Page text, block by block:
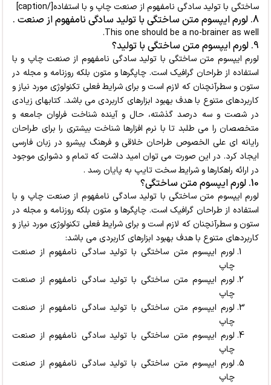
ساختگی با تولید سادگی نامفهوم از صنعت چاپ و با استفاده[/caption]
8. لورم ایپسوم متن ساختگی با تولید سادگی نامفهوم از صنعت .
This one should be a no-brainer as well.
9. لورم ایپسوم متن ساختگی با تولید؟
لورم ایپسوم متن ساختگی با تولید سادگی نامفهوم از صنعت چاپ و با
استفاده از طراحان گرافیک است. چاپگرها و متون بلکه روزنامه و مجله در
ستون و سطرآنچنان که لازم است و برای شرایط فعلی تکنولوژی مورد نیاز و
کاربردهای متنوع با هدف بهبود ابزارهای کاربردی می باشد. کتابهای زیادی
در شصت و سه درصد گذشته، حال و آینده شناخت فراوان جامعه و
متخصصان را می طلبد تا با نرم افزارها شناخت بیشتری را برای طراحان
رایانه ای علی الخصوص طراحان خلاقی و فرهنگ پیشرو در زبان فارسی
ایجاد کرد. در این صورت می توان امید داشت که تمام و دشواری موجود
در ارائه راهکارها و شرایط سخت تایپ به پایان رسد .
10. لورم ایپسوم متن ساختگی؟
لورم ایپسوم متن ساختگی با تولید سادگی نامفهوم از صنعت چاپ و با
استفاده از طراحان گرافیک است. چاپگرها و متون بلکه روزنامه و مجله در
ستون و سطرآنچنان که لازم است و برای شرایط فعلی تکنولوژی مورد نیاز و
کاربردهای متنوع با هدف بهبود ابزارهای کاربردی می باشد:
لورم ایپسوم متن ساختگی با تولید سادگی نامفهوم از صنعت
چاپ
لورم ایپسوم متن ساختگی با تولید سادگی نامفهوم از صنعت
چاپ
لورم ایپسوم متن ساختگی با تولید سادگی نامفهوم از صنعت
چاپ
لورم ایپسوم متن ساختگی با تولید سادگی نامفهوم از صنعت
چاپ
لورم ایپسوم متن ساختگی با تولید سادگی نامفهوم از صنعت
چاپ